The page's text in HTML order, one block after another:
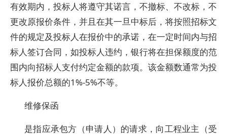
有效期内，投标人将遵守其诺言，不撤标、不改标，不
更改原报价条件，并且在其一旦中标后，将按照招标文
件的规定及投标人在报价中的承诺，在一定时间内与招
标人签订合同，如投标人违约，银行将在担保额度的范
围内向招标人支付约定金额的款项。该金额数通常为投
标人报价总额的1%-5%不等。
维修保函
是指应承包方（申请人）的请求，向工程业主（受